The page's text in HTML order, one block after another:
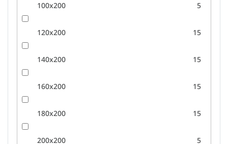
100x200 5
120x200 15
140x200 15
160x200 15
180x200 15
200x200 5